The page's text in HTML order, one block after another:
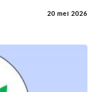
20 mei 2026